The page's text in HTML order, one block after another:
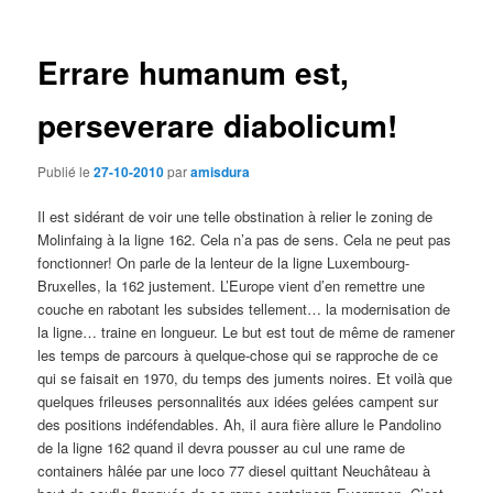
Errare humanum est,
perseverare diabolicum!
Publié le27-10-2010paramisdura
Il est sidérant de voir une telle obstination à relier le zoning de
Molinfaing à la ligne 162. Cela n’a pas de sens. Cela ne peut pas
fonctionner! On parle de la lenteur de la ligne Luxembourg-
Bruxelles, la 162 justement. L’Europe vient d’en remettre une
couche en rabotant les subsides tellement… la modernisation de
la ligne… traine en longueur. Le but est tout de même de ramener
les temps de parcours à quelque-chose qui se rapproche de ce
qui se faisait en 1970, du temps des juments noires. Et voilà que
quelques frileuses personnalités aux idées gelées campent sur
des positions indéfendables. Ah, il aura fière allure le Pandolino
de la ligne 162 quand il devra pousser au cul une rame de
containers hâlée par une loco 77 diesel quittant Neuchâteau à